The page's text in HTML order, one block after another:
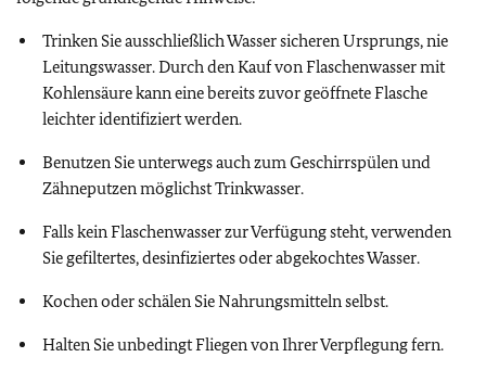
Trinken Sie ausschließlich Wasser sicheren Ursprungs, nie
Leitungswasser. Durch den Kauf von Flaschenwasser mit
Kohlensäure kann eine bereits zuvor geöffnete Flasche
leichter identifiziert werden.
Benutzen Sie unterwegs auch zum Geschirrspülen und
Zähneputzen möglichst Trinkwasser.
Falls kein Flaschenwasser zur Verfügung steht, verwenden
Sie gefiltertes, desinfiziertes oder abgekochtes Wasser.
Kochen oder schälen Sie Nahrungsmitteln selbst.
Halten Sie unbedingt Fliegen von Ihrer Verpflegung fern.